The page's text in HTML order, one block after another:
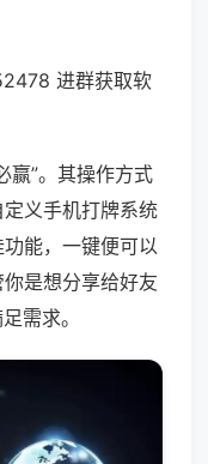
进群获取软
赢”。其操作方式
义手机打牌系统
能，一键便可以
是想分享给好友
需求。